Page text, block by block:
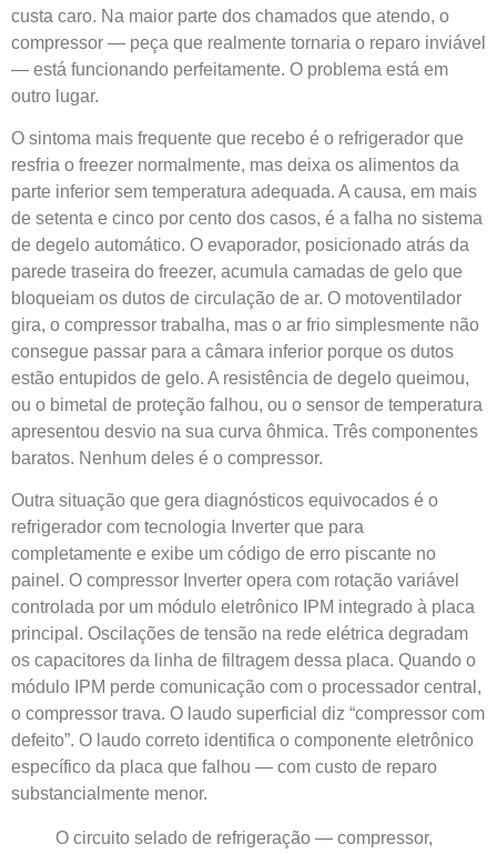
custa caro. Na maior parte dos chamados que atendo, o
compressor — peça que realmente tornaria o reparo inviável
— está funcionando perfeitamente. O problema está em
outro lugar.
O sintoma mais frequente que recebo é o refrigerador que
resfria o freezer normalmente, mas deixa os alimentos da
parte inferior sem temperatura adequada. A causa, em mais
de setenta e cinco por cento dos casos, é a falha no sistema
de degelo automático. O evaporador, posicionado atrás da
parede traseira do freezer, acumula camadas de gelo que
bloqueiam os dutos de circulação de ar. O motoventilador
gira, o compressor trabalha, mas o ar frio simplesmente não
consegue passar para a câmara inferior porque os dutos
estão entupidos de gelo. A resistência de degelo queimou,
ou o bimetal de proteção falhou, ou o sensor de temperatura
apresentou desvio na sua curva ôhmica. Três componentes
baratos. Nenhum deles é o compressor.
Outra situação que gera diagnósticos equivocados é o
refrigerador com tecnologia Inverter que para
completamente e exibe um código de erro piscante no
painel. O compressor Inverter opera com rotação variável
controlada por um módulo eletrônico IPM integrado à placa
principal. Oscilações de tensão na rede elétrica degradam
os capacitores da linha de filtragem dessa placa. Quando o
módulo IPM perde comunicação com o processador central,
o compressor trava. O laudo superficial diz “compressor com
defeito”. O laudo correto identifica o componente eletrônico
específico da placa que falhou — com custo de reparo
substancialmente menor.
O circuito selado de refrigeração — compressor,